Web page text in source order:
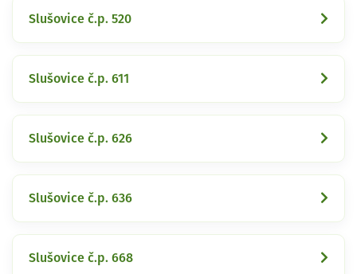
Slušovice č.p. 520
Slušovice č.p. 611
Slušovice č.p. 626
Slušovice č.p. 636
Slušovice č.p. 668